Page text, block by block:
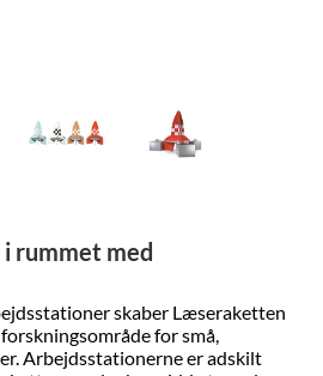
i rummet med
skaber Læseraketten
for små,
Arbejdsstationerne er adskilt